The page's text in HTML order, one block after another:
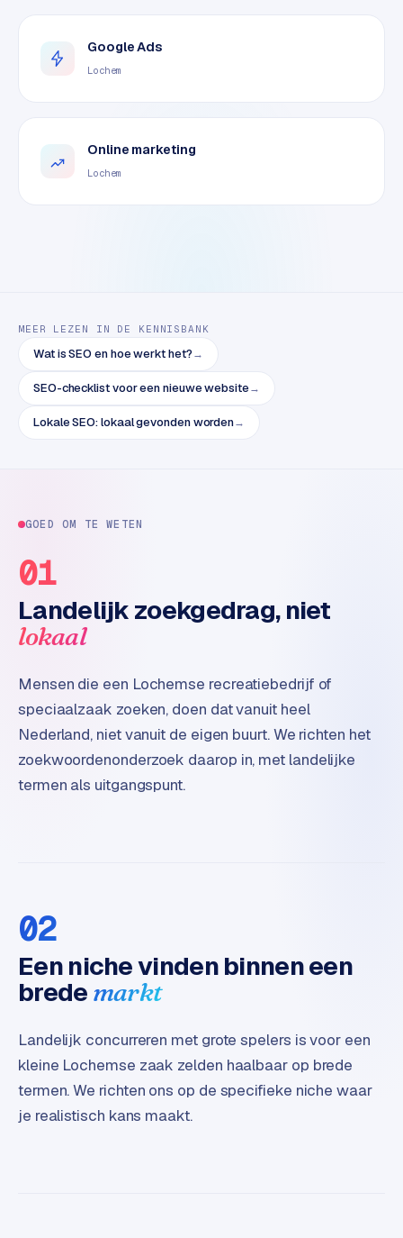
o
r
k
l
EXPERTISE
F
i
e
t
i
k
e
l
o
n
e
n
i
u
r
I
n
u
s
t
r
Google Ads
Lochem
Online marketing
Lochem
MEER LEZEN IN DE KENNISBANK
Wat is SEO en hoe werkt het?→
SEO-checklist voor een nieuwe website→
Lokale SEO: lokaal gevonden worden→
GOED OM TE WETEN
01
Landelijk zoekgedrag, niet
lokaal
Mensen die een Lochemse recreatiebedrijf of
speciaalzaak zoeken, doen dat vanuit heel
Nederland, niet vanuit de eigen buurt. We richten het
zoekwoordenonderzoek daarop in, met landelijke
termen als uitgangspunt.
02
Een niche vinden binnen een
brede markt
Landelijk concurreren met grote spelers is voor een
kleine Lochemse zaak zelden haalbaar op brede
termen. We richten ons op de specifieke niche waar
je realistisch kans maakt.